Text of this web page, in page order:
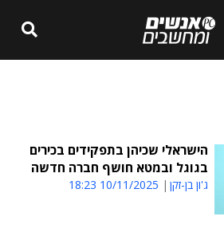
הישראלי שכיהן בתפקידים בכירים
בגוגל ובמטא חושף חברה חדשה
ג'ון בן-זקן 10/11/2025 18:23